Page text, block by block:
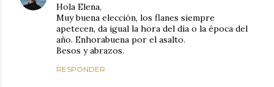
Hola Elena,
Muy buena elección, los flanes siempre
apetecen, da igual la hora del día o la época del
año. Enhorabuena por el asalto.
Besos y abrazos.
RESPONDER